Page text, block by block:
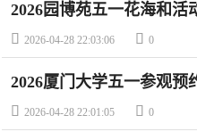
2026园博苑五一花海和活
 2026-04-28 22:03:06  0
2026厦门大学五一参观预
 2026-04-28 22:01:05  0